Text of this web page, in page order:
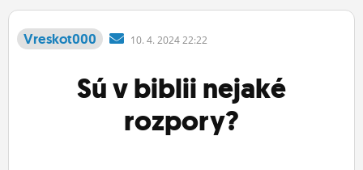
PRIHLÁS SA
ČINŽIAK
FÓRUM
Vreskot000 10. 4. 2024 22:22
Sú v biblii nejaké
rozpory?